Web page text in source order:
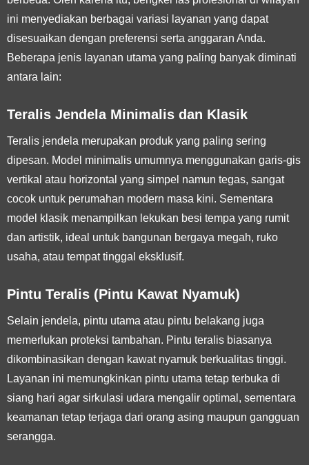
ini menyediakan berbagai variasi layanan yang dapat
disesuaikan dengan preferensi serta anggaran Anda.
Beberapa jenis layanan utama yang paling banyak diminati
antara lain:
Teralis Jendela Minimalis dan Klasik
Teralis jendela merupakan produk yang paling sering
dipesan. Model minimalis umumnya menggunakan garis-gis
vertikal atau horizontal yang simpel namun tegas, sangat
cocok untuk perumahan modern masa kini. Sementara
model klasik menampilkan lekukan besi tempa yang rumit
dan artistik, ideal untuk bangunan bergaya megah, ruko
usaha, atau tempat tinggal eksklusif.
Pintu Teralis (Pintu Kawat Nyamuk)
Selain jendela, pintu utama atau pintu belakang juga
memerlukan proteksi tambahan. Pintu teralis biasanya
dikombinasikan dengan kawat nyamuk berkualitas tinggi.
Layanan ini memungkinkan pintu utama tetap terbuka di
siang hari agar sirkulasi udara mengalir optimal, sementara
keamanan tetap terjaga dari orang asing maupun gangguan
serangga.